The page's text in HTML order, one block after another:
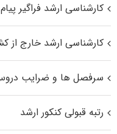
کارشناسی ارشد فراگیر
کارشناسی ارشد خارج از
سرفصل ها و ضرایب
رتبه قبولی کنکور ارشد